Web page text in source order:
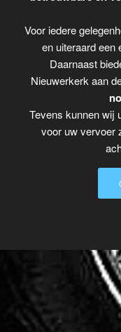
Voor iedere
en uiteraard een
Daarnaast
Nieuwerkerk aan
Tevens kunnen wij
voor uw vervoer